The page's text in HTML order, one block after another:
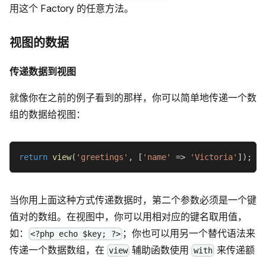
用这个 Factory 的任意方法。
视图的数据
传递数据到视图
就像你在之前的例子看到的那样，你可以简单地传递一个数
组的数据给视图：
return view( 'greetings' , [ 'name' => 'Victoria' ] ) ;
当你用上面这种方式传递数据时，第二个参数必须是一个键
值对的数组。在视图中，你可以用相对应的键名取用值，
如：
<?php echo $key; ?> ；你也可以用另一个替代语法来
传递一个数据数组，在 view 辅助函数使用 with来传递额